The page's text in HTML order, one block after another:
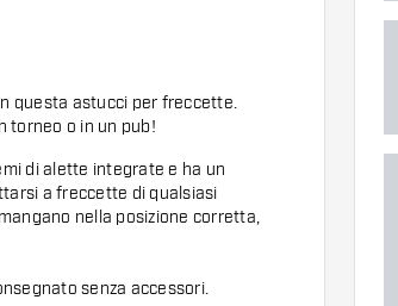
questa astucci per freccette.
torneo o in un pub!
di alette integrate e ha un
a freccette di qualsiasi
nella posizione corretta,
senza accessori.